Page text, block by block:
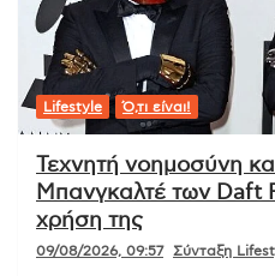
Lifestyle Ό,τι είναι!
Τεχνητή νοημοσύνη
Μπανγκαλτέ των Daft
χρήση της
09/08/2026, 09:57 Σύνταξη